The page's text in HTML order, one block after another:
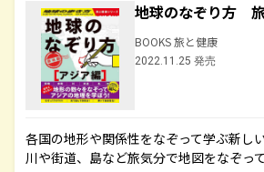
地球のなぞり方
BOOKS 旅と健康
2022.11.25 発売
各国の地形や関係性をなぞって学ぶ新し
川や街道、島など旅気分で地図をなぞっ